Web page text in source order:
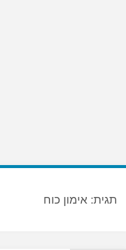
תגית: אימון כוח